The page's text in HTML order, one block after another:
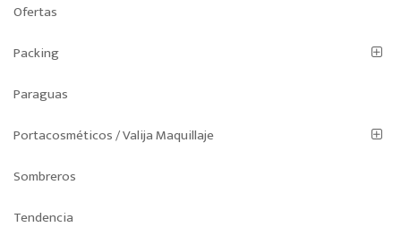
Ofertas
Packing
Paraguas
Portacosméticos / Valija Maquillaje
Sombreros
Tendencia